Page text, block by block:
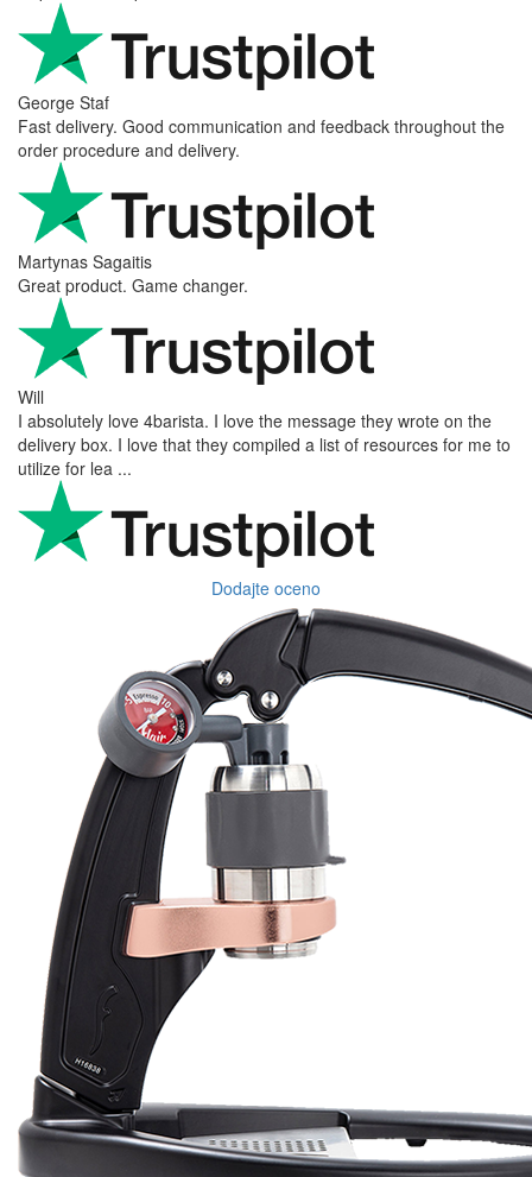
George Staf
Fast delivery. Good communication and feedback throughout the
order procedure and delivery.
Martynas Sagaitis
Great product. Game changer.
Will
I absolutely love 4barista. I love the message they wrote on the
delivery box. I love that they compiled a list of resources for me to
utilize for lea ...
Dodajte oceno